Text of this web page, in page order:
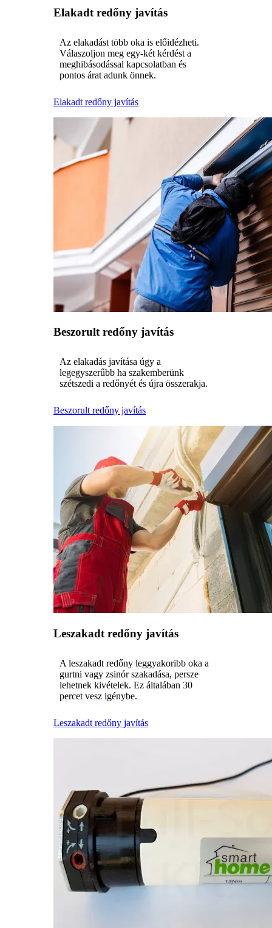
Elakadt redőny javítás
Az elakadást több oka is előidézheti.
Válaszoljon meg egy-két kérdést a
meghibásodással kapcsolatban és
pontos árat adunk önnek.
Elakadt redőny javítás
Beszorult redőny javítás
Az elakadás javítása úgy a
legegyszerűbb ha szakemberünk
szétszedi a redőnyét és újra összerakja.
Beszorult redőny javítás
Leszakadt redőny javítás
A leszakadt redőny leggyakoribb oka a
gurtni vagy zsinór szakadása, persze
lehetnek kivételek. Ez általában 30
percet vesz igénybe.
Leszakadt redőny javítás